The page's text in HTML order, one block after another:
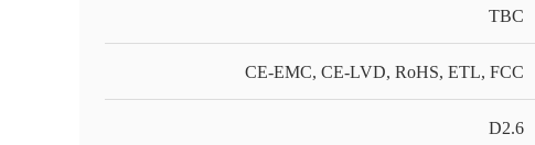
TBC
CE-EMC, CE-LVD, RoHS, ETL, FCC
D2.6